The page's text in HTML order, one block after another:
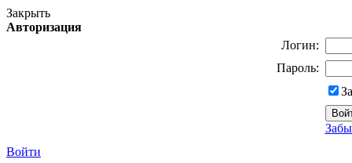
Закрыть
Авторизация
Логин:
Пароль:
Войти